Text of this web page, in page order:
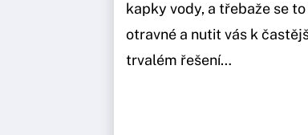
kapky vody, a třebaže se
otravné a nutit vás k
trvalém řešení…